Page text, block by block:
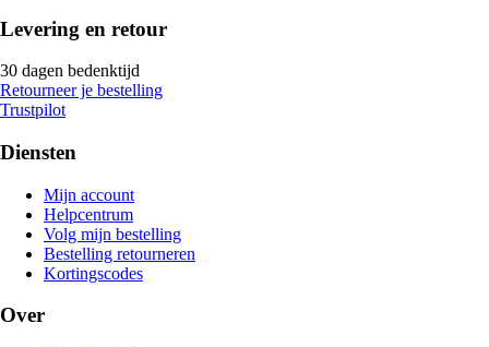
Levering en retour
30 dagen bedenktijd
Retourneer je bestelling
Trustpilot
Diensten
Mijn account
Helpcentrum
Volg mijn bestelling
Bestelling retourneren
Kortingscodes
Over